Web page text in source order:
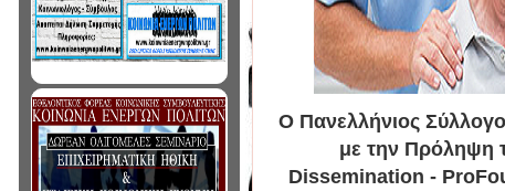
Ο Πανελλήνιος
με την Πρόληψη
Dissemination -